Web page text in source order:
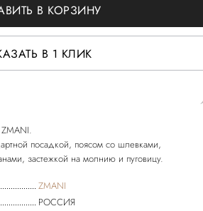
В КОРЗИНУ
В 1 КЛИК
посадкой, поясом со шлевками,
ZMANI
РОССИЯ